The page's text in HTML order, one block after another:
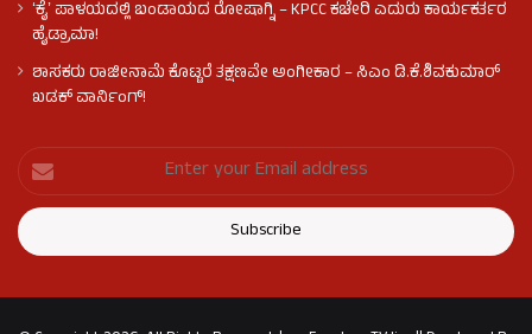
ʻಕೈʼ​ ಪಾಳಯದಲ್ಲಿ ಬಂಡಾಯದ ರೋಷಾಗ್ನಿ – KPCC ಕಚೇರಿ ಎದುರು ಕಾರ್ಯಕರ್ತರ
ಹೈಡ್ರಾಮಾ!
ಶಾಸಕರು ರಾಜೀನಾಮೆ ಕೊಟ್ಟರೆ ತಕ್ಷಣವೇ ಅಂಗೀಕಾರ – ಸಿಎಂ ಡಿ.ಕೆ.ಶಿವಕುಮಾರ್
ಖಡಕ್ ವಾರ್ನಿಂಗ್!